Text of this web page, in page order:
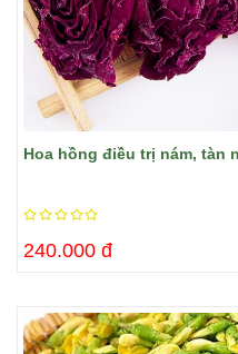
Hoa hồng điều trị nám, tàn
240.000 đ